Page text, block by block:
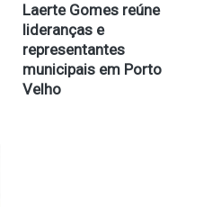
Laerte Gomes reúne
lideranças e
representantes
municipais em Porto
Velho